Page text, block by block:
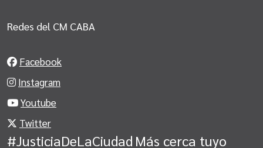
Redes del CM CABA
Facebook
Instagram
Youtube
Twitter
#JusticiaDeLaCiudad Más cerca tuyo